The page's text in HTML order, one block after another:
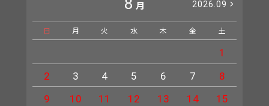
8 月 2026.09
日 月 火 水 木 金 土
1
2
3 4 5 6 7
8
9
10 11 12 13 14
15